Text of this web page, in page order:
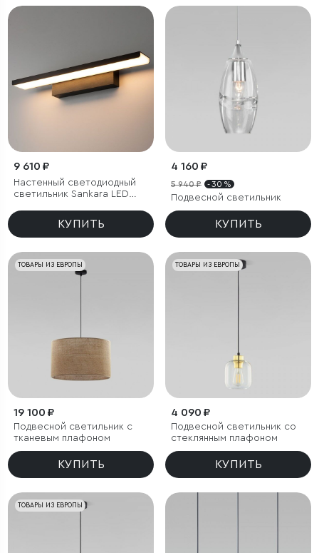
9 610 ₽
Настенный светодиодный
светильник Sankara LED
КУПИТЬ
4 160 ₽
5 940 ₽ - 30 %
Подвесной светильник
КУПИТЬ
ТОВАРЫ ИЗ ЕВРОПЫ
19 100 ₽
Подвесной светильник с
тканевым плафоном
КУПИТЬ
ТОВАРЫ ИЗ ЕВРОПЫ
4 090 ₽
Подвесной светильник со
стеклянным плафоном
КУПИТЬ
ТОВАРЫ ИЗ ЕВРОПЫ